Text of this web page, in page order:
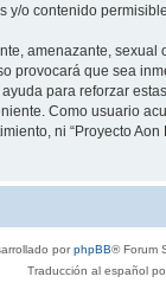
o contenido
amenazante,
provocará que sea
para reforzar
Como usuario
ni “Proyecto
porphpBB® Forum
Traducción al español